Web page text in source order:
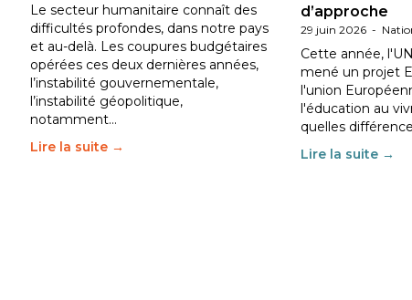
Le secteur humanitaire connaît des
difficultés profondes, dans notre pays
et au-delà. Les coupures budgétaires
opérées ces deux dernières années,
l’instabilité gouvernementale,
l’instabilité géopolitique,
notamment…
Lire la suite →
d’approche
29 juin 2026 -
Cette année,
mené un projet
l'union
l'éducation au
quelles
Lire la suite →